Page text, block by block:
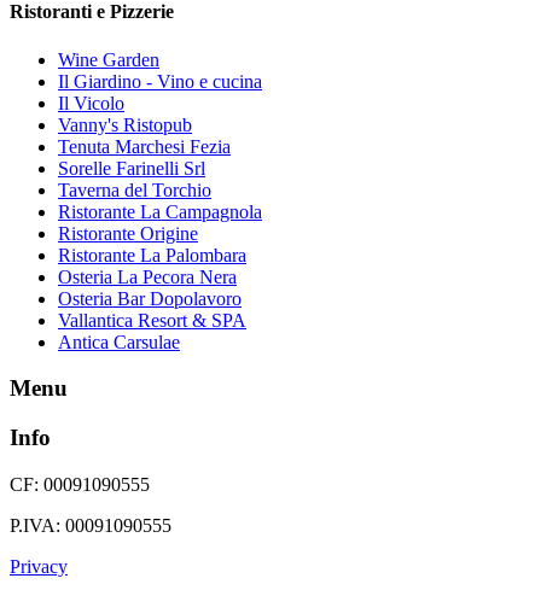
Ristoranti e Pizzerie
Wine Garden
Il Giardino - Vino e cucina
Il Vicolo
Vanny's Ristopub
Tenuta Marchesi Fezia
Sorelle Farinelli Srl
Taverna del Torchio
Ristorante La Campagnola
Ristorante Origine
Ristorante La Palombara
Osteria La Pecora Nera
Osteria Bar Dopolavoro
Vallantica Resort & SPA
Antica Carsulae
Menu
Info
CF: 00091090555
P.IVA: 00091090555
Privacy